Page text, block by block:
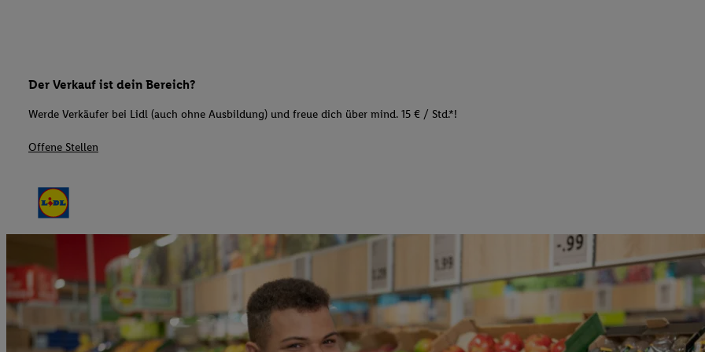
Der Verkauf ist dein Bereich?
Werde Verkäufer bei Lidl (auch ohne Ausbildung) und freue dich über mind. 15 € / Std.*!
Offene Stellen